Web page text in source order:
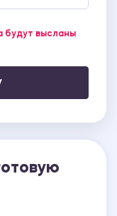
будут высланы